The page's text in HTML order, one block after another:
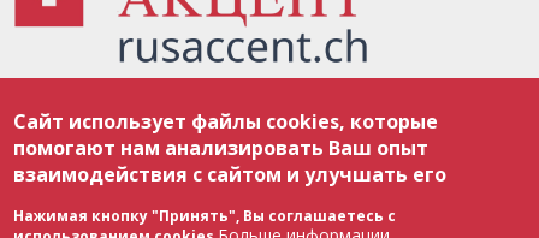
соответствии с законодательством Швейцарии об авторском праве и
международными соглашениями. Полное или частичное использование
материалов возможно только с разрешения редакции. В случае полного
или частичного воспроизведения материалов сайта rusaccent.ch,
ОБЯЗАТЕЛЬНА АКТИВНАЯ ГИПЕРССЫЛКА на конкретный заимствованный
текст. Фотоизображения, размещенные редакцией rusaccent.ch, являются
ее исключительной собственностью. Полное или частичное
Сайт использует файлы cookies, которые
помогают нам анализировать Ваш опыт
взаимодействия с сайтом и улучшать его
Нажимая кнопку "Принять", Вы соглашаетесь с